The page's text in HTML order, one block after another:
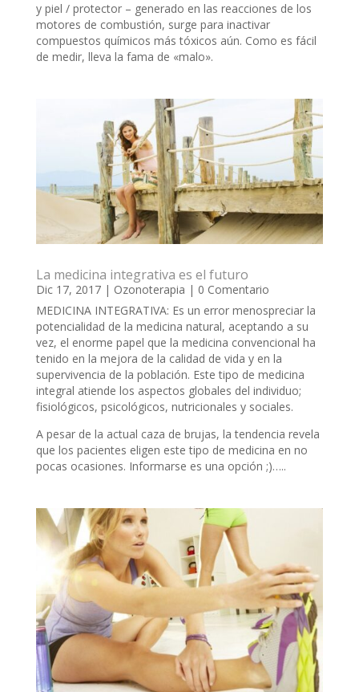
y piel / protector – generado en las reacciones de los
motores de combustión, surge para inactivar
compuestos químicos más tóxicos aún. Como es fácil
de medir, lleva la fama de «malo».
La medicina integrativa es el futuro
Dic 17, 2017| Ozonoterapia | 0 Comentario
MEDICINA INTEGRATIVA: Es un error menospreciar la
potencialidad de la medicina natural, aceptando a su
vez, el enorme papel que la medicina convencional ha
tenido en la mejora de la calidad de vida y en la
supervivencia de la población. Este tipo de medicina
integral atiende los aspectos globales del individuo;
fisiológicos, psicológicos, nutricionales y sociales.
A pesar de la actual caza de brujas, la tendencia revela
que los pacientes eligen este tipo de medicina en no
pocas ocasiones. Informarse es una opción ;)…..